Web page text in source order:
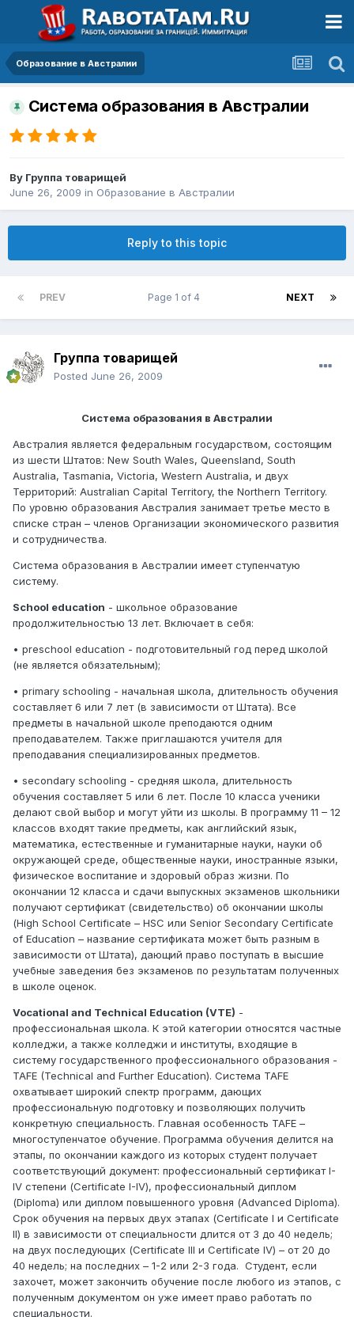
Образование в Австралии
Система образования в Австралии
By Группа товарищей
June 26, 2009 in Образование в Австралии
Reply to this topic
PREV NEXT
Page 1 of 4
Группа товарищей
Posted June 26, 2009
Система образования в Австралии
Австралия является федеральным государством, состоящим
из шести Штатов: New South Wales, Queensland, South
Australia, Tasmania, Victoria, Western Australia, и двух
Территорий: Australian Capital Territory, the Northern Territory.
По уровню образования Австралия занимает третье место в
списке стран – членов Организации экономического развития
и сотрудничества.
Система образования в Австралии имеет ступенчатую
систему.
School education - школьное образование
продолжительностью 13 лет. Включает в себя:
• preschool education - подготовительный год перед школой
(не является обязательным);
• primary schooling - начальная школа, длительность обучения
составляет 6 или 7 лет (в зависимости от Штата). Все
предметы в начальной школе преподаются одним
преподавателем. Также приглашаются учителя для
преподавания специализированных предметов.
• secondary schooling - средняя школа, длительность
обучения составляет 5 или 6 лет. После 10 класса ученики
делают свой выбор и могут уйти из школы. В программу 11 – 12
классов входят такие предметы, как английский язык,
математика, естественные и гуманитарные науки, науки об
окружающей среде, общественные науки, иностранные языки,
физическое воспитание и здоровый образ жизни. По
окончании 12 класса и сдачи выпускных экзаменов школьники
получают сертификат (свидетельство) об окончании школы
(High School Certificate – HSC или Senior Secondary Certificate
of Education – название сертификата может быть разным в
зависимости от Штата), дающий право поступать в высшие
учебные заведения без экзаменов по результатам полученных
в школе оценок.
Vocational and Technical Education (VTE) -
профессиональная школа. К этой категории относятся частные
колледжи, а также колледжи и институты, входящие в
систему государственного профессионального образования -
TAFE (Technical and Further Education). Система TAFE
охватывает широкий спектр программ, дающих
профессиональную подготовку и позволяющих получить
конкретную специальность. Главная особенность TAFE –
многоступенчатое обучение. Программа обучения делится на
этапы, по окончании каждого из которых студент получает
соответствующий документ: профессиональный сертификат I-
IV степени (Certificate I-IV), профессиональный диплом
(Diploma) или диплом повышенного уровня (Advanced Diploma).
Срок обучения на первых двух этапах (Certificate I и Certificate
II) в зависимости от специальности длится от 3 до 40 недель;
на двух последующих (Certificate III и Certificate IV) – от 20 до
40 недель; на последних – 1-2 или 2-3 года. Студент, если
захочет, может закончить обучение после любого из этапов, с
полученным документом он уже имеет право работать по
специальности.